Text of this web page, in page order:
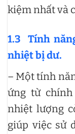
kiệm nhất và
1.3
Tính
nhiệt bị dư.
– Một tính
ứng từ
nhiệt lượng
giúp việc sử